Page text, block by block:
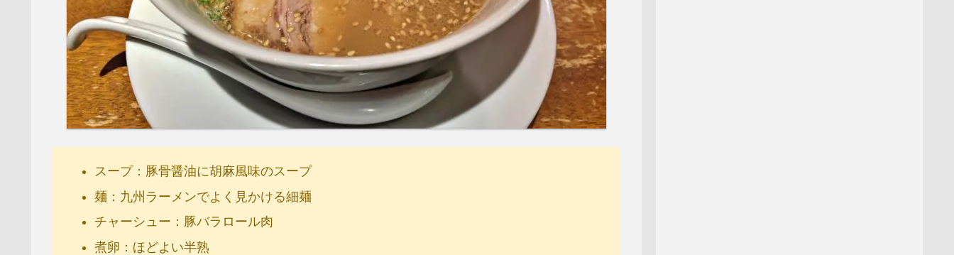
スープ：豚骨醤油に胡麻風味のスープ
麺：九州ラーメンでよく見かける細麺
チャーシュー：豚バラロール肉
煮卵：ほどよい半熟